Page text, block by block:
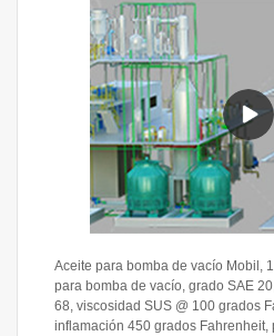
Aceite para bomba de vacío Mobil,
para bomba de vacío, grado SAE
68, viscosidad SUS @ 100 grados
inflamación 450 grados Fahrenheit,